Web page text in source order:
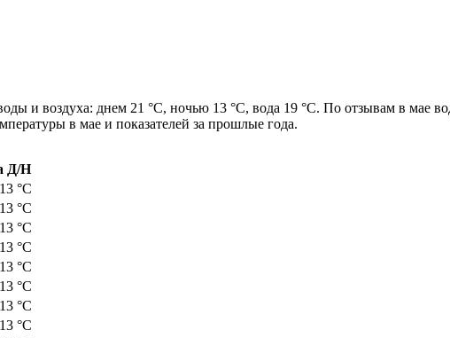
и воздуха: днем 21 °C, ночью 13 °C, вода 19 °C. По отзывам в мае
в мае и показателей за прошлые года.
Д/Н
°C
°C
°C
°C
°C
°C
°C
°C